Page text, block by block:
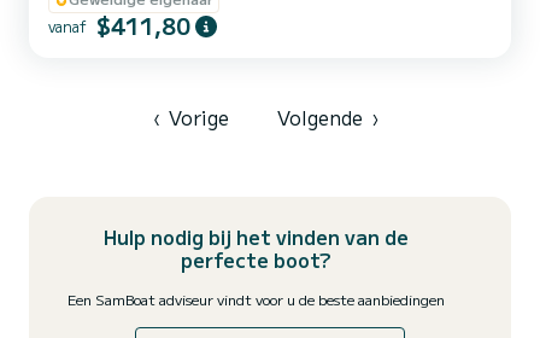
41.1 (2020). Deze droomzeilboot uit 2020 biedt plaats aan 7
personen, met 3 hutten uitgerust met 6 slaapplaatsen + 1 in de
vanaf $411,80
‹ Vorige Volgende ›
Hulp nodig bij het vinden van de
perfecte boot?
Een SamBoat adviseur vindt voor u de beste aanbiedingen